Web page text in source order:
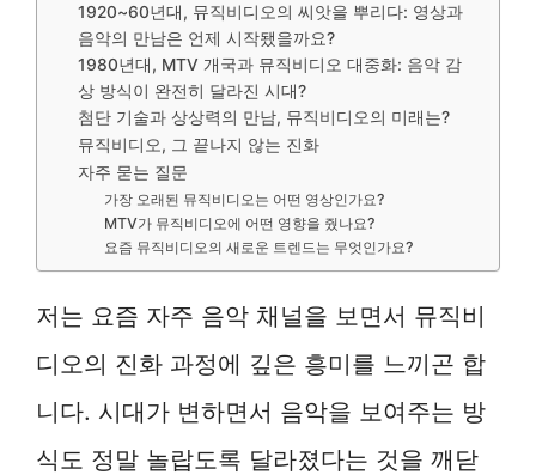
1920~60년대, 뮤직비디오의 씨앗을 뿌리다: 영상과
음악의 만남은 언제 시작됐을까요?
1980년대, MTV 개국과 뮤직비디오 대중화: 음악 감
상 방식이 완전히 달라진 시대?
첨단 기술과 상상력의 만남, 뮤직비디오의 미래는?
뮤직비디오, 그 끝나지 않는 진화
자주 묻는 질문
가장 오래된 뮤직비디오는 어떤 영상인가요?
MTV가 뮤직비디오에 어떤 영향을 줬나요?
요즘 뮤직비디오의 새로운 트렌드는 무엇인가요?
저는 요즘 자주 음악 채널을 보면서 뮤직비
디오의 진화 과정에 깊은 흥미를 느끼곤 합
니다. 시대가 변하면서 음악을 보여주는 방
식도 정말 놀랍도록 달라졌다는 것을 깨닫